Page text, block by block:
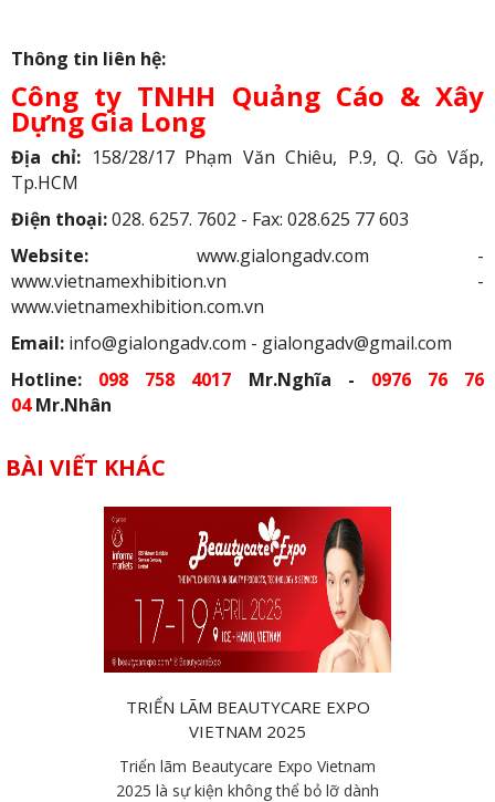
Thông tin liên hệ:
Công ty TNHH Quảng Cáo & Xây
Dựng Gia Long
Địa chỉ: 158/28/17 Phạm Văn Chiêu, P.9, Q. Gò Vấp,
Tp.HCM
Điện thoại:028. 6257. 7602 - Fax: 028.625 77 603
Website: www.gialongadv.com -
www.vietnamexhibition.vn -
www.vietnamexhibition.com.vn
Email: info@gialongadv.com - gialongadv@gmail.com
Hotline: 098 758 4017 Mr.Nghĩa - 0976 76 76
04Mr.Nhân
BÀI VIẾT KHÁC
TRIỂN LÃM BEAUTYCARE EXPO
VIETNAM 2025
Triển lãm Beautycare Expo Vietnam
2025 là sự kiện không thể bỏ lỡ dành